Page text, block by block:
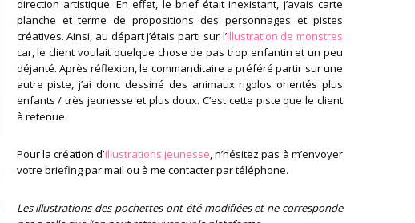
direction artistique. En effet, le brief était inexistant, j’avais carte
planche et terme de propositions des personnages et pistes
créatives. Ainsi, au départ j’étais parti sur l’illustration de monstres
car, le client voulait quelque chose de pas trop enfantin et un peu
déjanté. Après réflexion, le commanditaire a préféré partir sur une
autre piste, j’ai donc dessiné des animaux rigolos orientés plus
enfants / très jeunesse et plus doux. C’est cette piste que le client
à retenue.
Pour la création d’illustrations jeunesse, n’hésitez pas à m’envoyer
votre briefing par mail ou à me contacter par téléphone.
Les illustrations des pochettes ont été modifiées et ne corresponde